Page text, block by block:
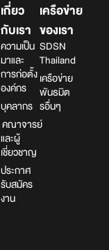
เกี่ยว
กับเรา
ความเป็น
มาและ
การก่อตั้ง
องค์กร
บุคลากร
คณาจารย์
และผู้
เชี่ยวชาญ
ประกาศ
รับสมัคร
งาน
เครือข่าย
ของเรา
SDSN
Thailand
เครือข่าย
พันธมิต
รอื่นๆ